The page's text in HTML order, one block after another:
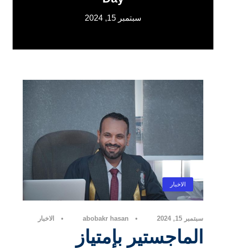
سبتمبر 15, 2024
سبتمبر 15, 2024 •
abobakr hasan
• الاخبار
الماجستير بإمتياز
الاخبار